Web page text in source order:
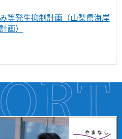
等発生抑制計画（山梨県海岸
画）